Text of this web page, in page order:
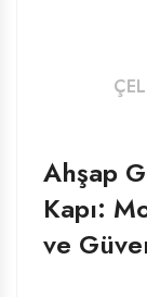
Ahşap
Kapı:
ve